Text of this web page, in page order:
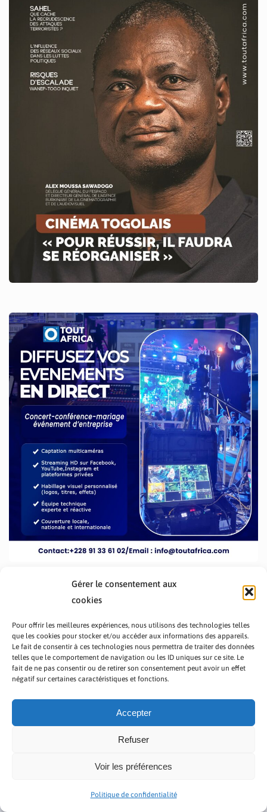
Gérer le consentement aux
cookies
Pour offrir les meilleures expériences, nous utilisons des technologies telles
que les cookies pour stocker et/ou accéder aux informations des appareils.
Le fait de consentir à ces technologies nous permettra de traiter des données
telles que le comportement de navigation ou les ID uniques sur ce site. Le
fait de ne pas consentir ou de retirer son consentement peut avoir un effet
négatif sur certaines caractéristiques et fonctions.
Accepter
Refuser
Voir les préférences
Politique de confidentialité
PRÉSENTATION TOUTAFRICA
A PROPOS
Copyright © 2023 TOUT AFRICA | Made by